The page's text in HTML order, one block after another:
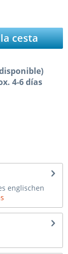
cesta
4-6 días
englischen